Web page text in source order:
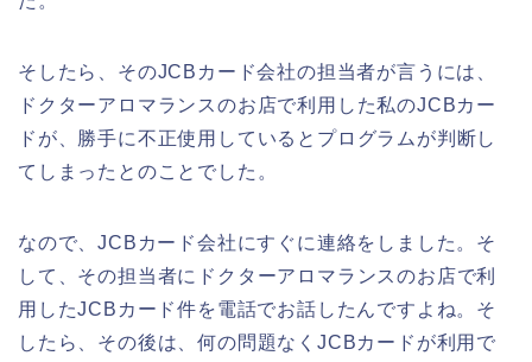
そしたら、そのJCBカード会社の担当者が言うには、
ドクターアロマランスのお店で利用した私のJCBカー
ドが、勝手に不正使用しているとプログラムが判断し
てしまったとのことでした。
なので、JCBカード会社にすぐに連絡をしました。そ
して、その担当者にドクターアロマランスのお店で利
用したJCBカード件を電話でお話したんですよね。そ
したら、その後は、何の問題なくJCBカードが利用で